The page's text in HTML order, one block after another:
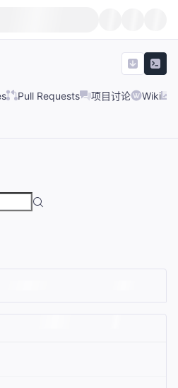
Pull Requests 项目讨论 Wiki